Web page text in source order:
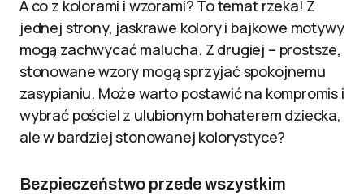
A co z kolorami i wzorami? To temat rzeka! Z
jednej strony, jaskrawe kolory i bajkowe motywy
mogą zachwycać malucha. Z drugiej – prostsze,
stonowane wzory mogą sprzyjać spokojnemu
zasypianiu. Może warto postawić na kompromis i
wybrać pościel z ulubionym bohaterem dziecka,
ale w bardziej stonowanej kolorystyce?
Bezpieczeństwo przede wszystkim